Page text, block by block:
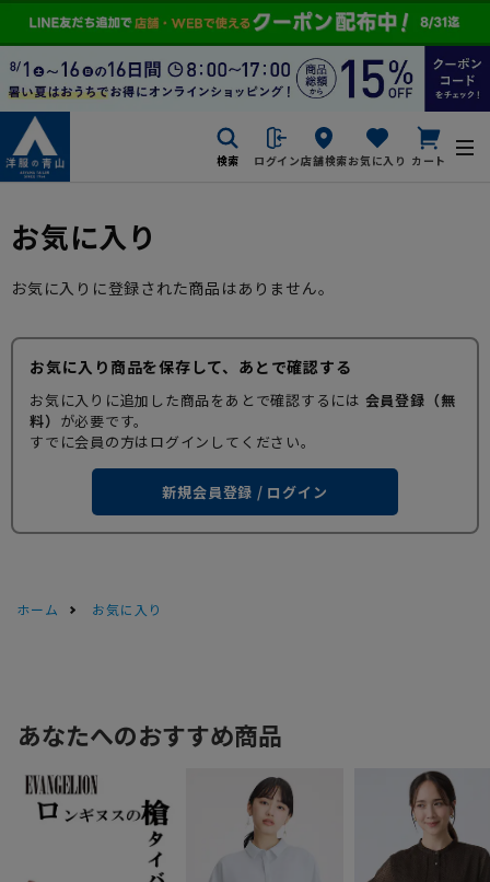
検索 ログイン店舗検索お気に入り カート
お気に入り
お気に入りに登録された商品はありません。
お気に入り商品を保存して、あとで確認する
お気に入りに追加した商品をあとで確認するには 会員登録（無
料） が必要です。
すでに会員の方はログインしてください。
新規会員登録 / ログイン
ホーム お気に入り